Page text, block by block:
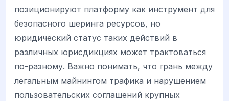
позиционируют платформу как инструмент для
безопасного шеринга ресурсов, но
юридический статус таких действий в
различных юрисдикциях может трактоваться
по-разному. Важно понимать, что грань между
легальным майнингом трафика и нарушением
пользовательских соглашений крупных